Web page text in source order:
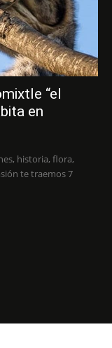
“el
en
historia, flora,
te traemos 7